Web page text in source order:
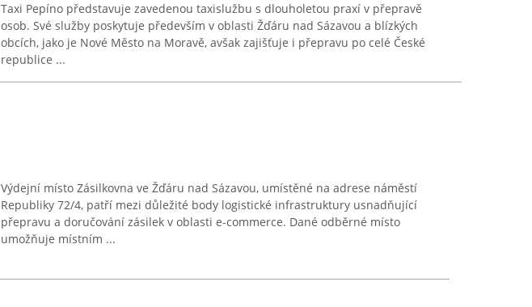
Taxi Pepíno představuje zavedenou taxislužbu s dlouholetou praxí v přepravě
osob. Své služby poskytuje především v oblasti Žďáru nad Sázavou a blízkých
obcích, jako je Nové Město na Moravě, avšak zajišťuje i přepravu po celé České
republice ...
Výdejní místo Zásilkovna ve Žďáru nad Sázavou, umístěné na adrese náměstí
Republiky 72/4, patří mezi důležité body logistické infrastruktury usnadňující
přepravu a doručování zásilek v oblasti e-commerce. Dané odběrné místo
umožňuje místním ...